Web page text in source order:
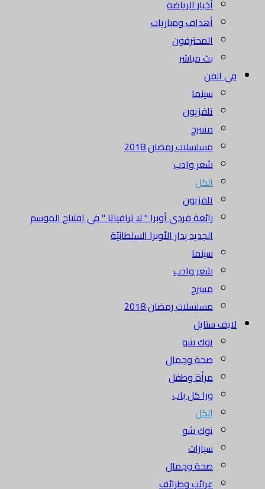
أخبار الرياضة
أهداف ومباريات
المحترفون
بث مباشر
في الفن
سينما
تلفزيون
مسرح
مسلسلات رمضان 2018
شعر وادب
الكل
تلفزيون
رائعة فردي أوبرا " لا ترافياتا " في افتتاح الموسم
الجديد بدار الأوبرا السلطانيّة
سينما
شعر وادب
مسرح
مسلسلات رمضان 2018
لايف ستايل
توك شو
صحة وجمال
مرأة وطفل
ورا كل باب
الكل
توك شو
سيارات
صحة وجمال
غرائب وطرائف